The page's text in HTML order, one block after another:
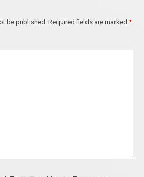
be published. Required fields are marked *